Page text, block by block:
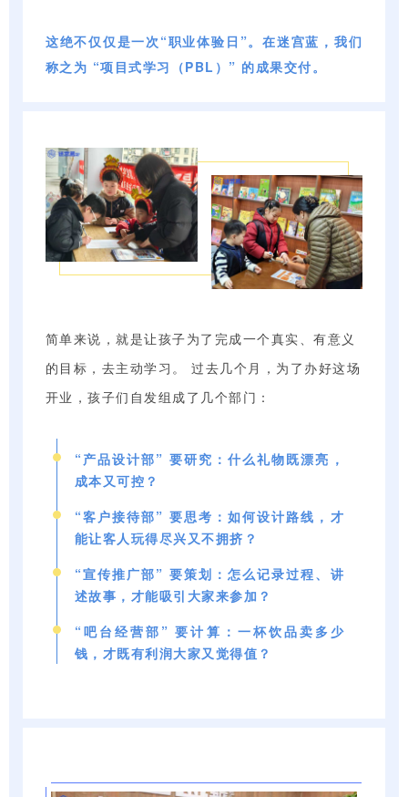
这绝不仅仅是一次“职业体验日”。在迷宫蓝，我们
称之为 “项目式学习（PBL）” 的成果交付。
简单来说，就是让孩子为了完成一个真实、有意义
的目标，去主动学习。 过去几个月，为了办好这场
开业，孩子们自发组成了几个部门：
“产品设计部” 要研究：什么礼物既漂亮，
成本又可控？
“客户接待部” 要思考：如何设计路线，才
能让客人玩得尽兴又不拥挤？
“宣传推广部” 要策划：怎么记录过程、讲
述故事，才能吸引大家来参加？
“吧台经营部” 要计算：一杯饮品卖多少
钱，才既有利润大家又觉得值？